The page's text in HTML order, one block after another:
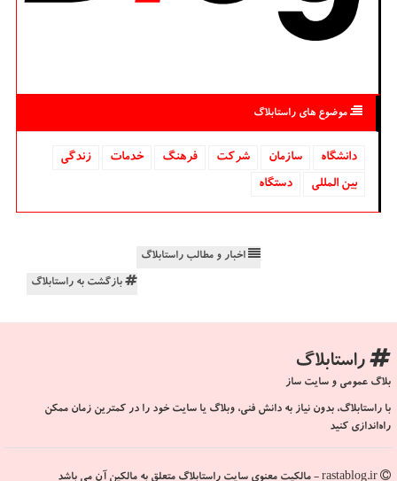
موضوع های راستابلاگ
دانشگاه‌ سازمان شركت فرهنگ خدمات
زندگی
بین المللی
دستگاه
اخبار و مطالب راستابلاگ
بازگشت به راستابلاگ
راستابلاگ
بلاگ عمومی و سایت ساز
با راستابلاگ، بدون نیاز به دانش فنی، وبلاگ یا سایت خود را در کمترین زمان ممکن
راه‌اندازی کنید